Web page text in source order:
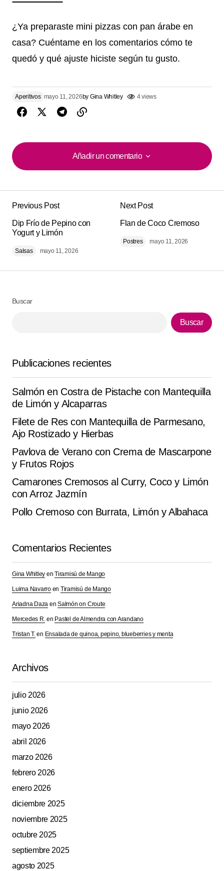
¿Ya preparaste mini pizzas con pan árabe en
casa? Cuéntame en los comentarios cómo te
quedó y qué ajuste hiciste según tu gusto.
Aperitivos mayo 11, 2026by Gina Whitley 4 views
Añadir un comentario
Añadir un comentario
publicada. Los campos obligatorios están
marcados con
navegador para la próxima vez que comente.
Submit Comment
Previous Post
Dip Frío de Pepino con
Yogurt y Limón
Salsas mayo 11, 2026
Next Post
Flan de Coco Cremoso
Postres mayo 11, 2026
Buscar
Buscar
Publicaciones recientes
Salmón en Costra de Pistache con Mantequilla
de Limón y Alcaparras
Filete de Res con Mantequilla de Parmesano,
Ajo Rostizado y Hierbas
Pavlova de Verano con Crema de Mascarpone
y Frutos Rojos
Camarones Cremosos al Curry, Coco y Limón
con Arroz Jazmín
Pollo Cremoso con Burrata, Limón y Albahaca
Comentarios Recientes
Gina Whitley enTiramisú de Mango
Luima Navarroen Tiramisú de Mango
Ariadna Daza enSalmón on Croute
Mercedes R.en Pastel de Almendra con Arandano
Tristan T.en Ensalada de quinoa, pepino, blueberries y menta
Archivos
julio 2026
junio 2026
mayo 2026
abril 2026
marzo 2026
febrero 2026
enero 2026
diciembre 2025
noviembre 2025
octubre 2025
septiembre 2025
agosto 2025